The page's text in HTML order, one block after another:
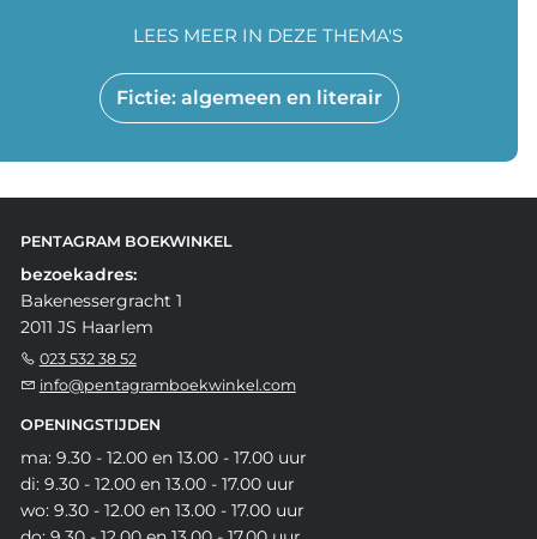
Fictie: algemeen en literair
LEES MEER IN DEZE THEMA'S
PENTAGRAM BOEKWINKEL
bezoekadres:
Bakenessergracht 1
2011 JS Haarlem
023 532 38 52
info@pentagramboekwinkel.com
OPENINGSTIJDEN
ma: 9.30 - 12.00 en 13.00 - 17.00 uur
di: 9.30 - 12.00 en 13.00 - 17.00 uur
wo: 9.30 - 12.00 en 13.00 - 17.00 uur